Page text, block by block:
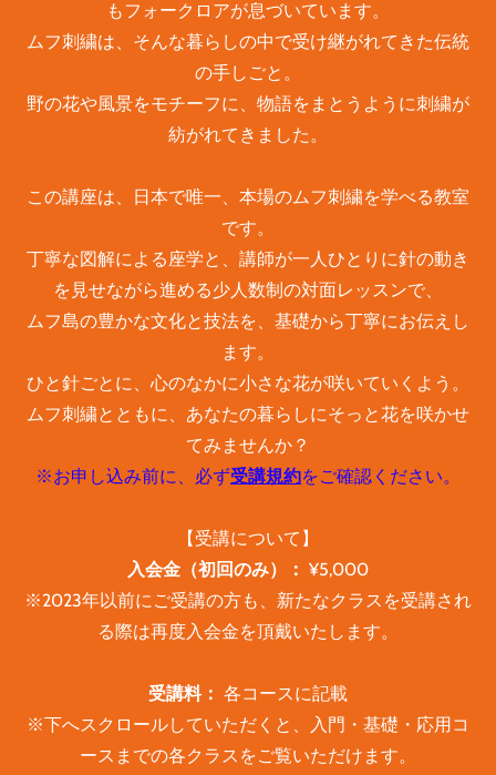
もフォークロアが息づいています。
ムフ刺繍は、そんな暮らしの中で受け継がれてきた伝統
の手しごと。
野の花や風景をモチーフに、物語をまとうように刺繍が
紡がれてきました。
この講座は、日本で唯一、本場のムフ刺繍を学べる教室
です。
丁寧な図解による座学と、講師が一人ひとりに針の動き
を見せながら進める少人数制の対面レッスンで、
ムフ島の豊かな文化と技法を、基礎から丁寧にお伝えし
ます。
ひと針ごとに、心のなかに小さな花が咲いていくよう。
ムフ刺繍とともに、あなたの暮らしにそっと花を咲かせ
てみませんか？
※お申し込み前に、必ず受講規約をご確認ください。
【受講について】
入会金（初回のみ）： ¥5,000
※2023年以前にご受講の方も、新たなクラスを受講され
る際は再度入会金を頂戴いたします。
​受講料： 各コースに記載
※下へスクロールしていただくと、入門・基礎・応用コ
ースまでの各クラスをご覧いただけます。